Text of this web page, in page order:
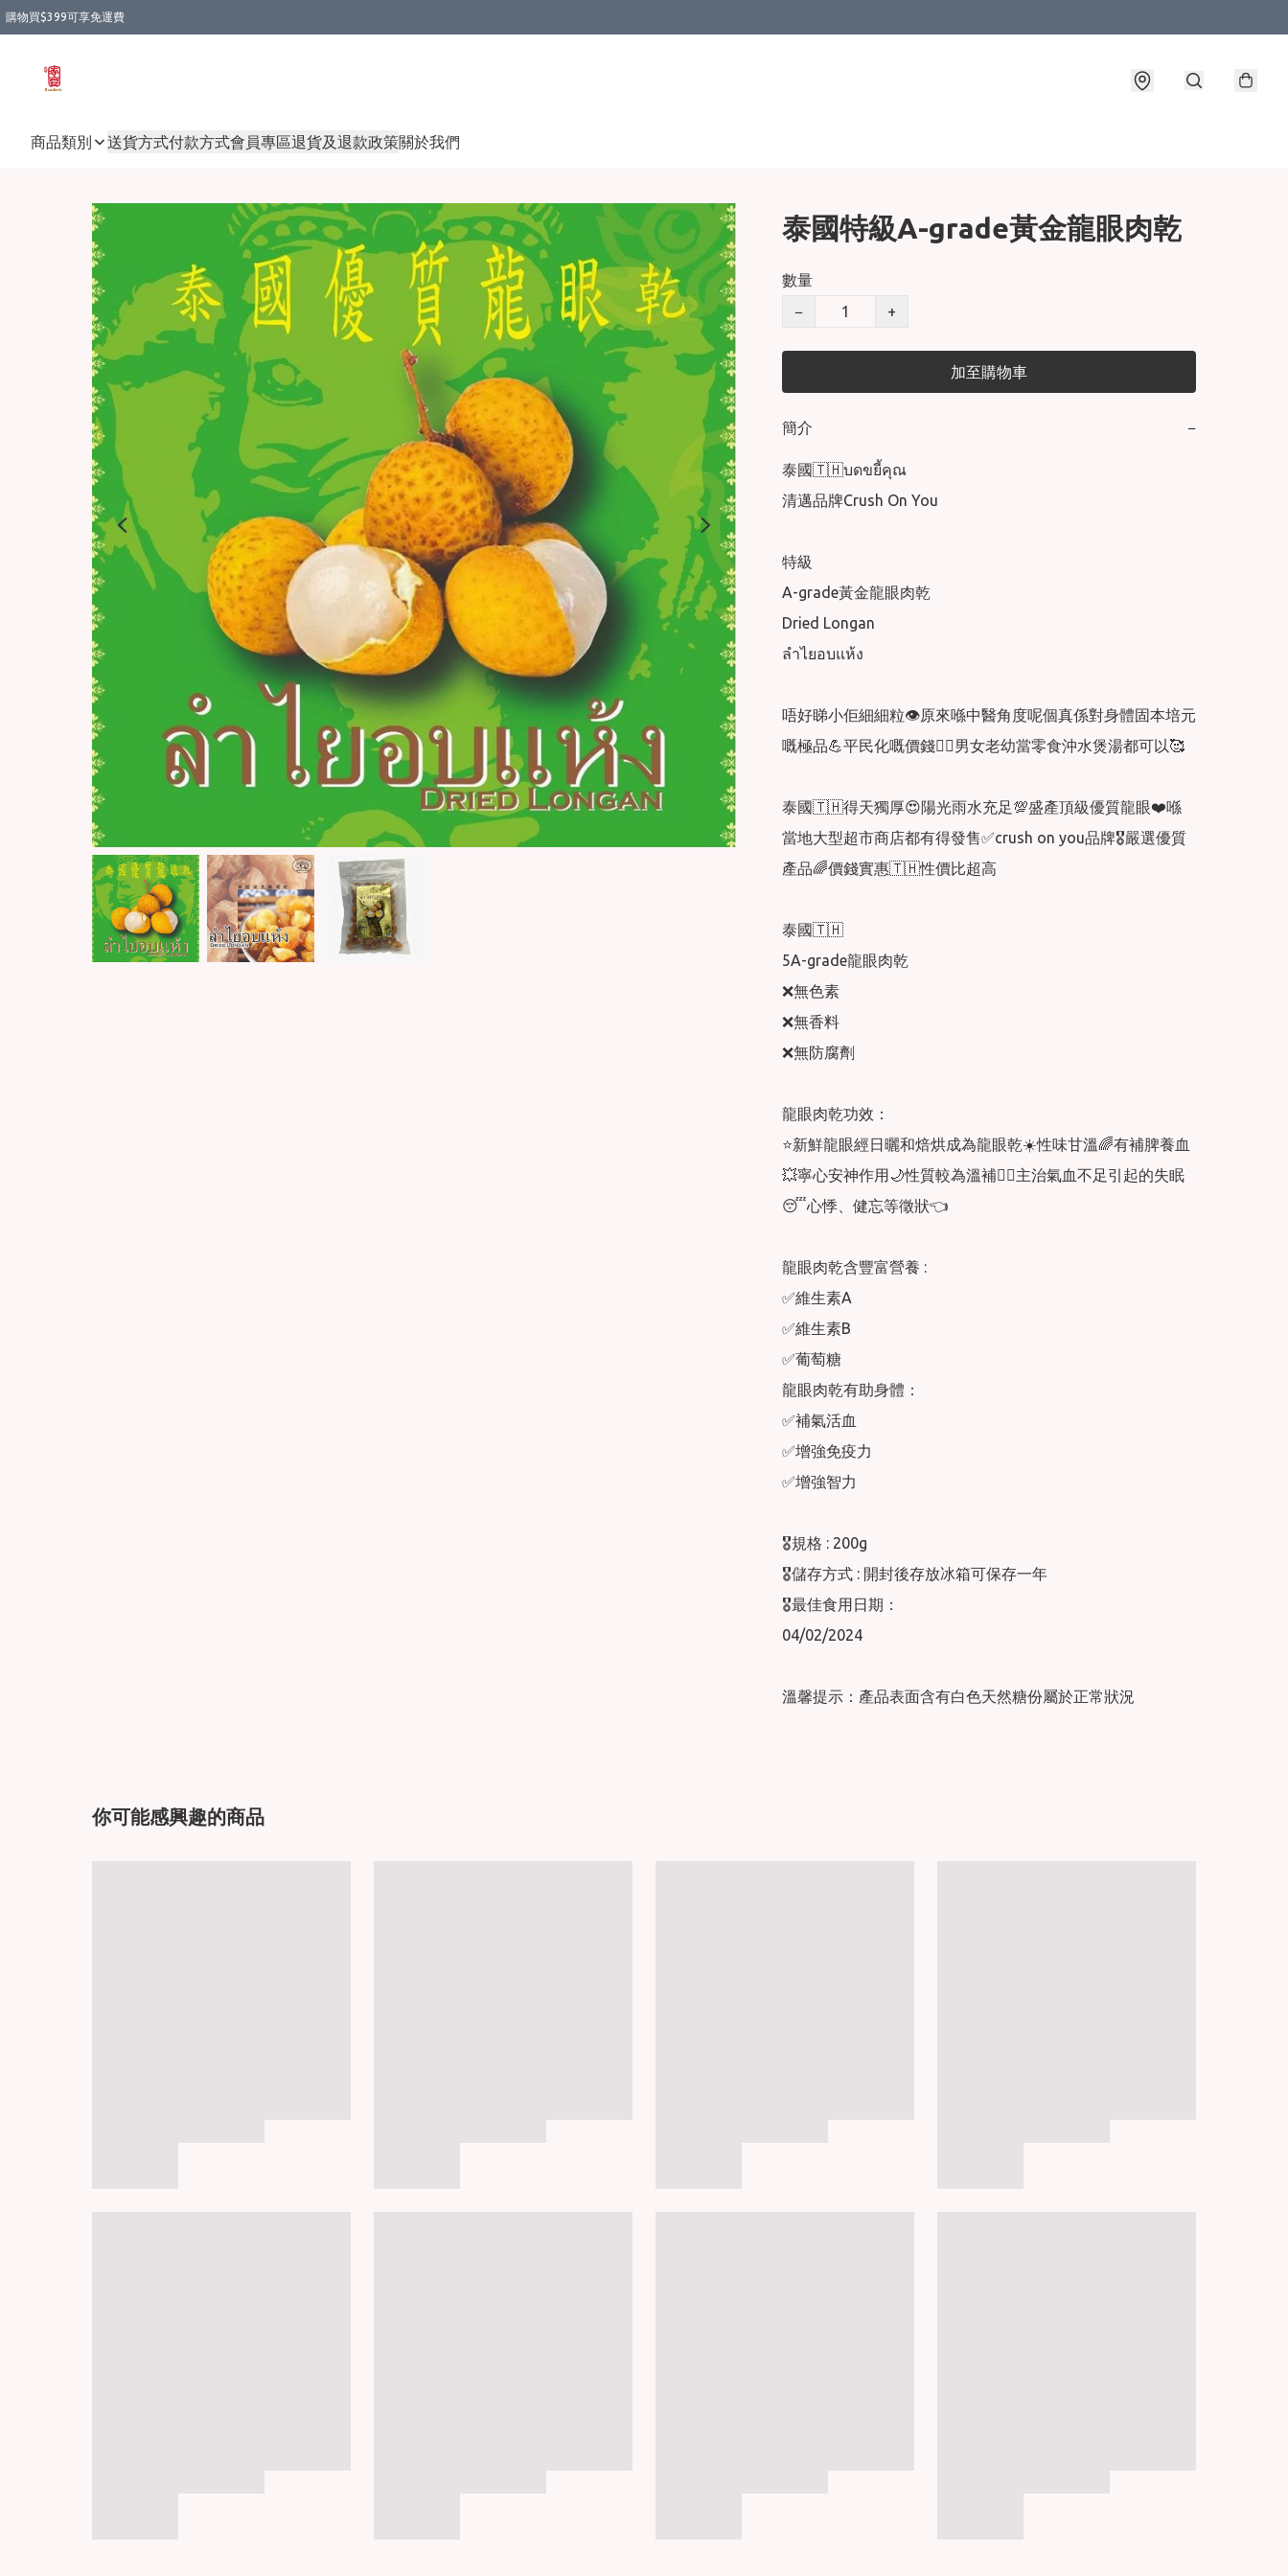
購物買$399可享免運費
商品類別 送貨方式付款方式會員專區退貨及退款政策關於我們
泰國特級A-grade黃金龍眼肉乾
數量
−
+
加至購物車
簡介 −
泰國🇹🇭บดขยี้คุณ
清邁品牌Crush On You
特級
A-grade黃金龍眼肉乾
Dried Longan
ลำไยอบแห้ง
唔好睇小佢細細粒👁原來喺中醫角度呢個真係對身體固本培元
嘅極品💪平民化嘅價錢👍🏻男女老幼當零食沖水煲湯都可以🥰
泰國🇹🇭得天獨厚😍陽光雨水充足💯盛產頂級優質龍眼❤️喺
當地大型超市商店都有得發售✅crush on you品牌🎖嚴選優質
產品🌈價錢實惠🇹🇭性價比超高
泰國🇹🇭
5A-grade龍眼肉乾
❌無色素
❌無香料
❌無防腐劑
龍眼肉乾功效：
⭐️新鮮龍眼經日曬和焙烘成為龍眼乾☀️性味甘溫🌈有補脾養血
💥寧心安神作用🌙性質較為溫補👍🏻主治氣血不足引起的失眠
😴心悸、健忘等徵狀👈
龍眼肉乾含豐富營養 :
✅維生素A
✅維生素B
✅葡萄糖
龍眼肉乾有助身體：
✅補氣活血
✅增強免疫力
✅增強智力
🎖規格 : 200g
🎖儲存方式 : 開封後存放冰箱可保存一年
🎖最佳食用日期：
04/02/2024
溫馨提示：產品表面含有白色天然糖份屬於正常狀況
你可能感興趣的商品